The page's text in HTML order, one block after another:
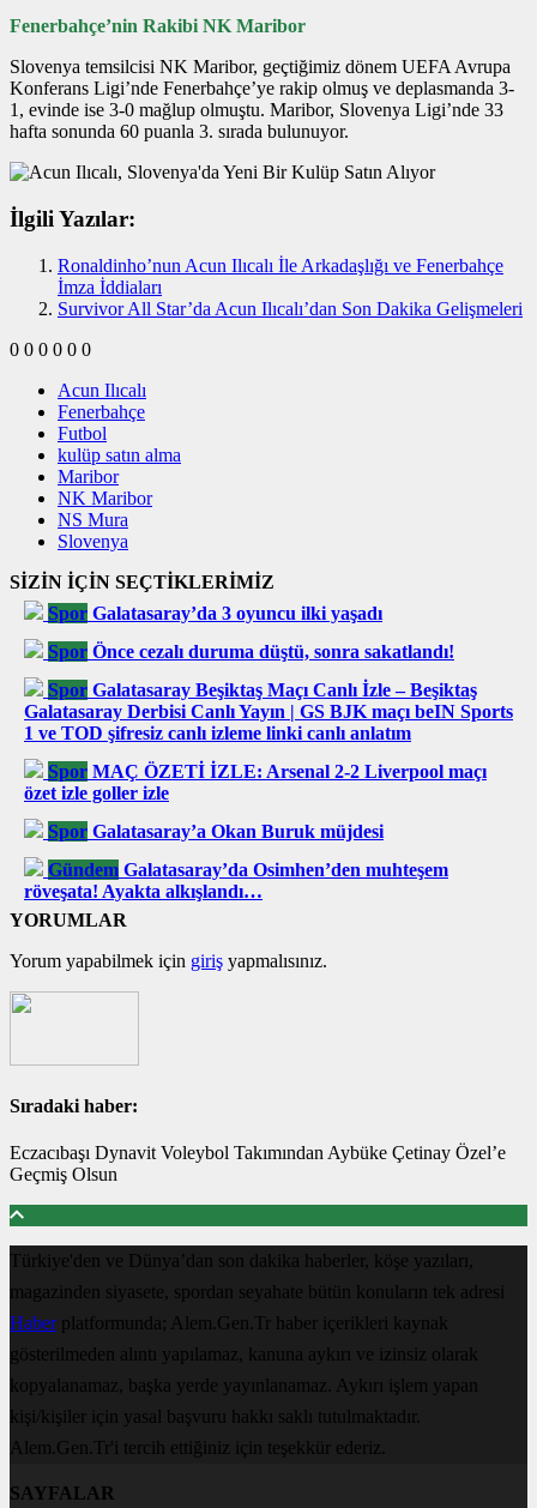
Fenerbahçe’nin Rakibi NK Maribor
Slovenya temsilcisi NK Maribor, geçtiğimiz dönem UEFA Avrupa
Konferans Ligi’nde Fenerbahçe’ye rakip olmuş ve deplasmanda 3-
1, evinde ise 3-0 mağlup olmuştu. Maribor, Slovenya Ligi’nde 33
hafta sonunda 60 puanla 3. sırada bulunuyor.
İlgili Yazılar:
Ronaldinho’nun Acun Ilıcalı İle Arkadaşlığı ve Fenerbahçe
İmza İddiaları
Survivor All Star’da Acun Ilıcalı’dan Son Dakika Gelişmeleri
0 0 0 0 0 0
Acun Ilıcalı
Fenerbahçe
Futbol
kulüp satın alma
Maribor
NK Maribor
NS Mura
Slovenya
SİZİN İÇİN SEÇTİKLERİMİZ
Spor Galatasaray’da 3 oyuncu ilki yaşadı
Spor Önce cezalı duruma düştü, sonra sakatlandı!
Spor Galatasaray Beşiktaş Maçı Canlı İzle – Beşiktaş
Galatasaray Derbisi Canlı Yayın | GS BJK maçı beIN Sports
1 ve TOD şifresiz canlı izleme linki canlı anlatım
Spor MAÇ ÖZETİ İZLE: Arsenal 2-2 Liverpool maçı
özet izle goller izle
Spor Galatasaray’a Okan Buruk müjdesi
Gündem Galatasaray’da Osimhen’den muhteşem
röveşata! Ayakta alkışlandı…
YORUMLAR
Yorum yapabilmek için giriş yapmalısınız.
Sıradaki haber:
Eczacıbaşı Dynavit Voleybol Takımından Aybüke Çetinay Özel’e
Geçmiş Olsun
Türkiye'den ve Dünya’dan son dakika haberler, köşe yazıları,
magazinden siyasete, spordan seyahate bütün konuların tek adresi
Haberplatformunda; Alem.Gen.Tr haber içerikleri kaynak
gösterilmeden alıntı yapılamaz, kanuna aykırı ve izinsiz olarak
kopyalanamaz, başka yerde yayınlanamaz. Aykırı işlem yapan
kişi/kişiler için yasal başvuru hakkı saklı tutulmaktadır.
Alem.Gen.Tr'i tercih ettiğiniz için teşekkür ederiz.
SAYFALAR